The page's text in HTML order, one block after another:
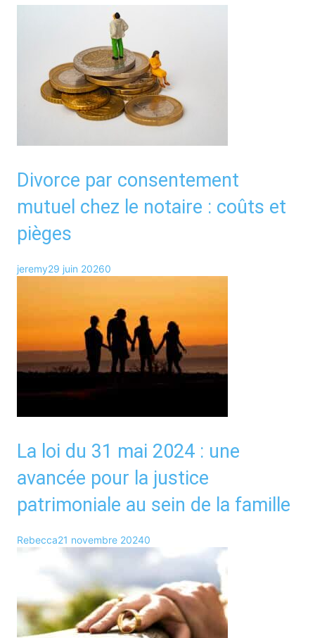
Divorce par consentement
mutuel chez le notaire : coûts et
pièges
jeremy29 juin 20260
La loi du 31 mai 2024 : une
avancée pour la justice
patrimoniale au sein de la famille
Rebecca21 novembre 20240